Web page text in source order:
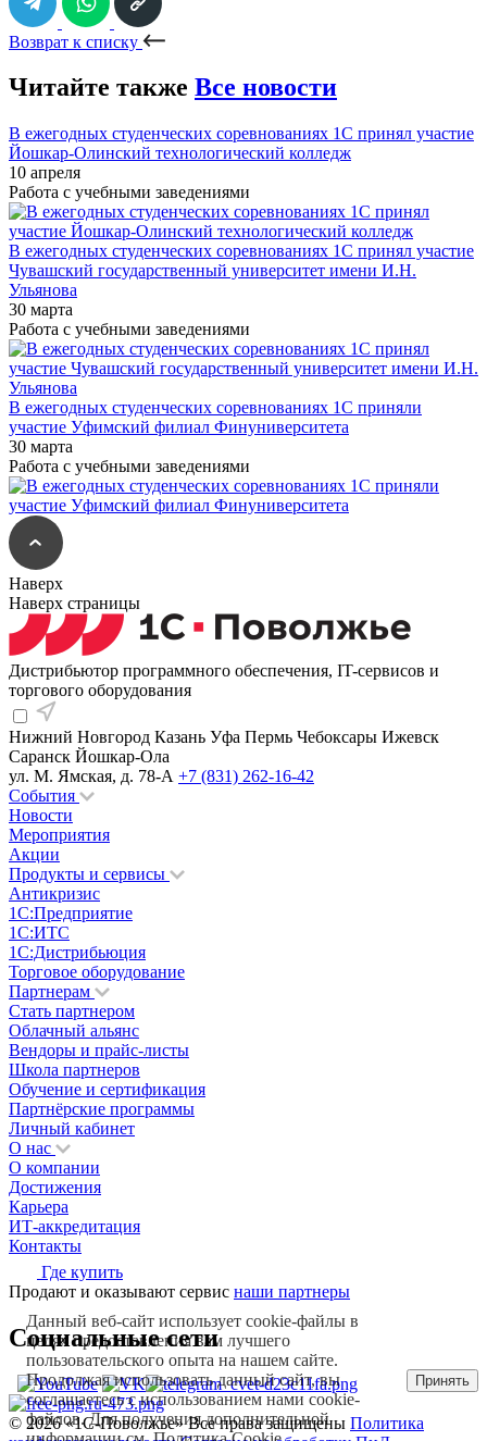
Возврат к списку
Читайте также Все новости
В ежегодных студенческих соревнованиях 1С принял участие
Йошкар-Олинский технологический колледж
10 апреля
Работа с учебными заведениями
В ежегодных студенческих соревнованиях 1С принял участие
Чувашский государственный университет имени И.Н.
Ульянова
30 марта
Работа с учебными заведениями
В ежегодных студенческих соревнованиях 1С приняли
участие Уфимский филиал Финуниверситета
30 марта
Работа с учебными заведениями
Наверх
Наверх страницы
Дистрибьютор программного обеспечения, IT-сервисов и
торгового оборудования
Нижний Новгород Казань Уфа Пермь Чебоксары Ижевск
Саранск Йошкар-Ола
ул. М. Ямская, д. 78-А +7 (831) 262-16-42
События
Новости
Мероприятия
Акции
Продукты и сервисы
Антикризис
1С:Предприятие
1С:ИТС
1С:Дистрибьюция
Торговое оборудование
Партнерам
Стать партнером
Облачный альянс
Вендоры и прайс-листы
Школа партнеров
Обучение и сертификация
Партнёрские программы
Личный кабинет
О нас
О компании
Достижения
Карьера
ИТ-аккредитация
Контакты
Где купить
Продают и оказывают сервис наши партнеры
Социальные сети
© 2026 «1С‑Поволжье» Все права защищены Политика
Данный веб-сайт использует cookie-файлы в
целях предоставления вам лучшего
пользовательского опыта на нашем сайте.
Продолжая использовать данный сайт, вы
соглашаетесь с использованием нами cookie-
файлов. Для получения дополнительной
Принять